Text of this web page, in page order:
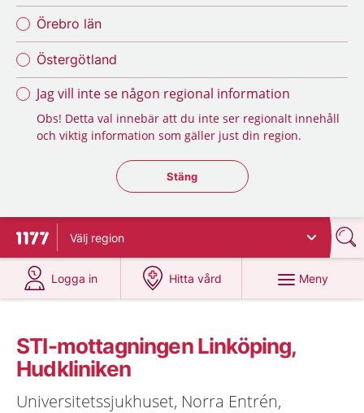
Örebro län
Östergötland
Jag vill inte se någon regional information
Obs! Detta val innebär att du inte ser regionalt innehåll
och viktig information som gäller just din region.
Stäng regionsväljaren
Stäng
Till startsidan för 1177
Välj region
Logga in
på 1177.se
Hitta vård
på 1177.se
Meny
STI-mottagningen Linköping,
Hudkliniken
Universitetssjukhuset, Norra Entrén,